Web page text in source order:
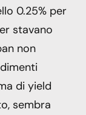
0.25% per
stavano
non
di yield
sembra